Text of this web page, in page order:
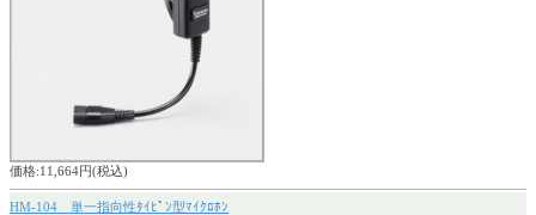
価格:11,664円(税込)
HM-104 単一指向性ﾀｲﾋﾟﾝ型ﾏｲｸﾛﾎﾝ